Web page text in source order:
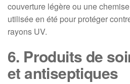
couverture légère ou une
utilisée en été pour protéger
rayons UV.
6. Produits de
et antiseptiques